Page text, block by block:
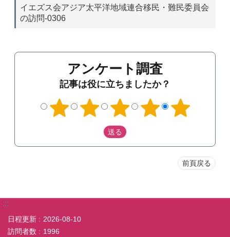
イエズス会アジア太平洋地域連合移民・難民委員会
の訪問-0306
アンケート調査
記事は役に立ちましたか？
前頁戻る
:::
日程更新
2026-08-10
訪問者数
1996